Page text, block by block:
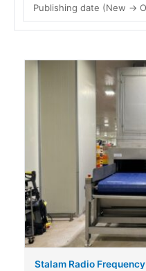
Stalam Radio